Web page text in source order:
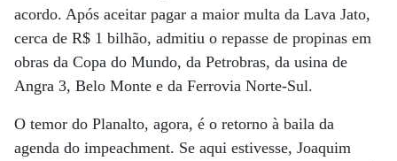
acordo. Após aceitar pagar a maior multa da Lava Jato,
cerca de R$ 1 bilhão, admitiu o repasse de propinas em
obras da Copa do Mundo, da Petrobras, da usina de
Angra 3, Belo Monte e da Ferrovia Norte-Sul.
O temor do Planalto, agora, é o retorno à baila da
agenda do impeachment. Se aqui estivesse, Joaquim